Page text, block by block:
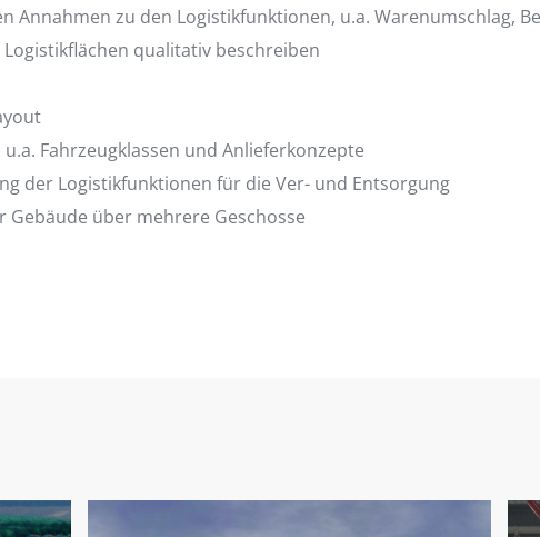
zu den Logistikfunktionen, u.a. Warenumschlag,
qualitativ beschreiben
Fahrzeugklassen und Anlieferkonzepte
der Logistikfunktionen für die Ver- und Entsorgung
über mehrere Geschosse